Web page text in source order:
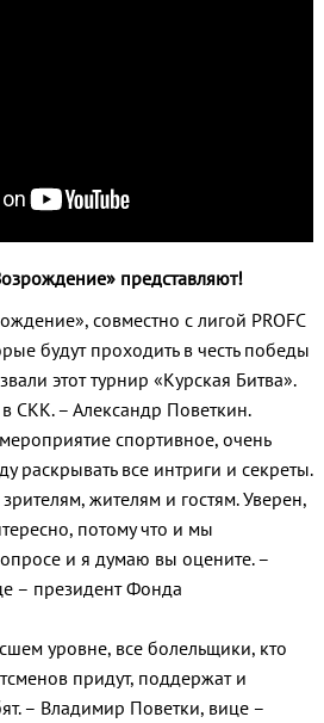
представляют!
совместно с лигой PROFC
будут проходить в честь победы
этот турнир «Курская Битва».
в СКК. – Александр Поветкин.
спортивное, очень
раскрывать все интриги и секреты.
жителям и гостям. Уверен,
потому что и мы
и я думаю вы оцените. –
– президент Фонда
уровне, все болельщики, кто
придут, поддержат и
– Владимир Поветки, вице –